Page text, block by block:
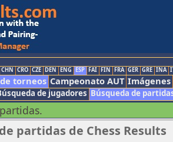
CHN CRO CZE DEN ENG ESP FAI FIN FRA GER GRE INA
torneos Campeonato AUT Imágenes
de jugadores Búsqueda de
partidas de Chess Results